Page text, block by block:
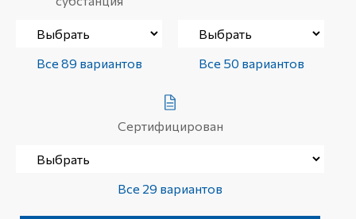
Все 89 вариантов Все 50 вариантов
Сертифицирован
Все 29 вариантов